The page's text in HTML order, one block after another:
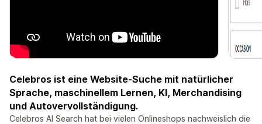
Celebros ist eine Website-Suche mit natürlicher
Sprache, maschinellem Lernen, KI, Merchandising
und Autovervollständigung.
Celebros AI Search hat bei vielen Onlineshops nachweislich die